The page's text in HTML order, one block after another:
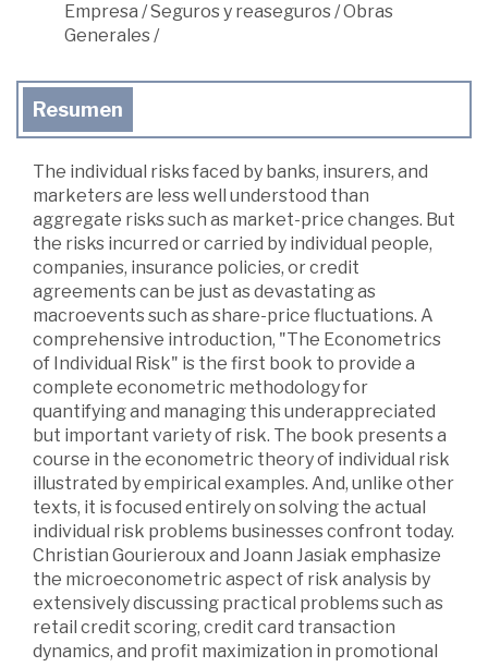
Empresa /Seguros y reaseguros/Obras
Generales/
Resumen
The individual risks faced by banks, insurers, and
marketers are less well understood than
aggregate risks such as market-price changes. But
the risks incurred or carried by individual people,
companies, insurance policies, or credit
agreements can be just as devastating as
macroevents such as share-price fluctuations. A
comprehensive introduction, "The Econometrics
of Individual Risk" is the first book to provide a
complete econometric methodology for
quantifying and managing this underappreciated
but important variety of risk. The book presents a
course in the econometric theory of individual risk
illustrated by empirical examples. And, unlike other
texts, it is focused entirely on solving the actual
individual risk problems businesses confront today.
Christian Gourieroux and Joann Jasiak emphasize
the microeconometric aspect of risk analysis by
extensively discussing practical problems such as
retail credit scoring, credit card transaction
dynamics, and profit maximization in promotional